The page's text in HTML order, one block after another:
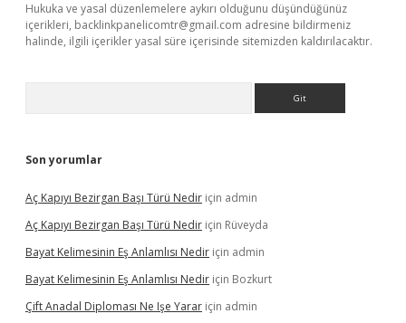
Hukuka ve yasal düzenlemelere aykırı olduğunu düşündüğünüz
içerikleri, backlinkpanelicomtr@gmail.com adresine bildirmeniz
halinde, ilgili içerikler yasal süre içerisinde sitemizden kaldırılacaktır.
Son yorumlar
Aç Kapıyı Bezirgan Başı Türü Nedir için admin
Aç Kapıyı Bezirgan Başı Türü Nedir için Rüveyda
Bayat Kelimesinin Eş Anlamlısı Nedir için admin
Bayat Kelimesinin Eş Anlamlısı Nedir için Bozkurt
Çift Anadal Diploması Ne Işe Yarar için admin